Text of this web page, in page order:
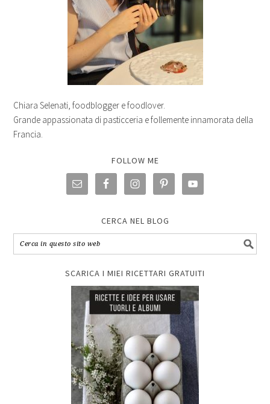
Chiara Selenati, foodblogger e foodlover.
Grande appassionata di pasticceria e follemente innamorata della
Francia.
FOLLOW ME
CERCA NEL BLOG
SCARICA I MIEI RICETTARI GRATUITI